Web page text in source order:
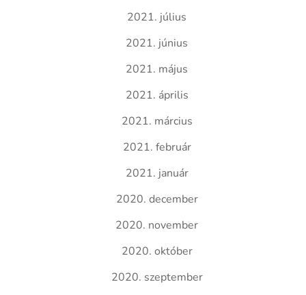
2021. július
2021. június
2021. május
2021. április
2021. március
2021. február
2021. január
2020. december
2020. november
2020. október
2020. szeptember